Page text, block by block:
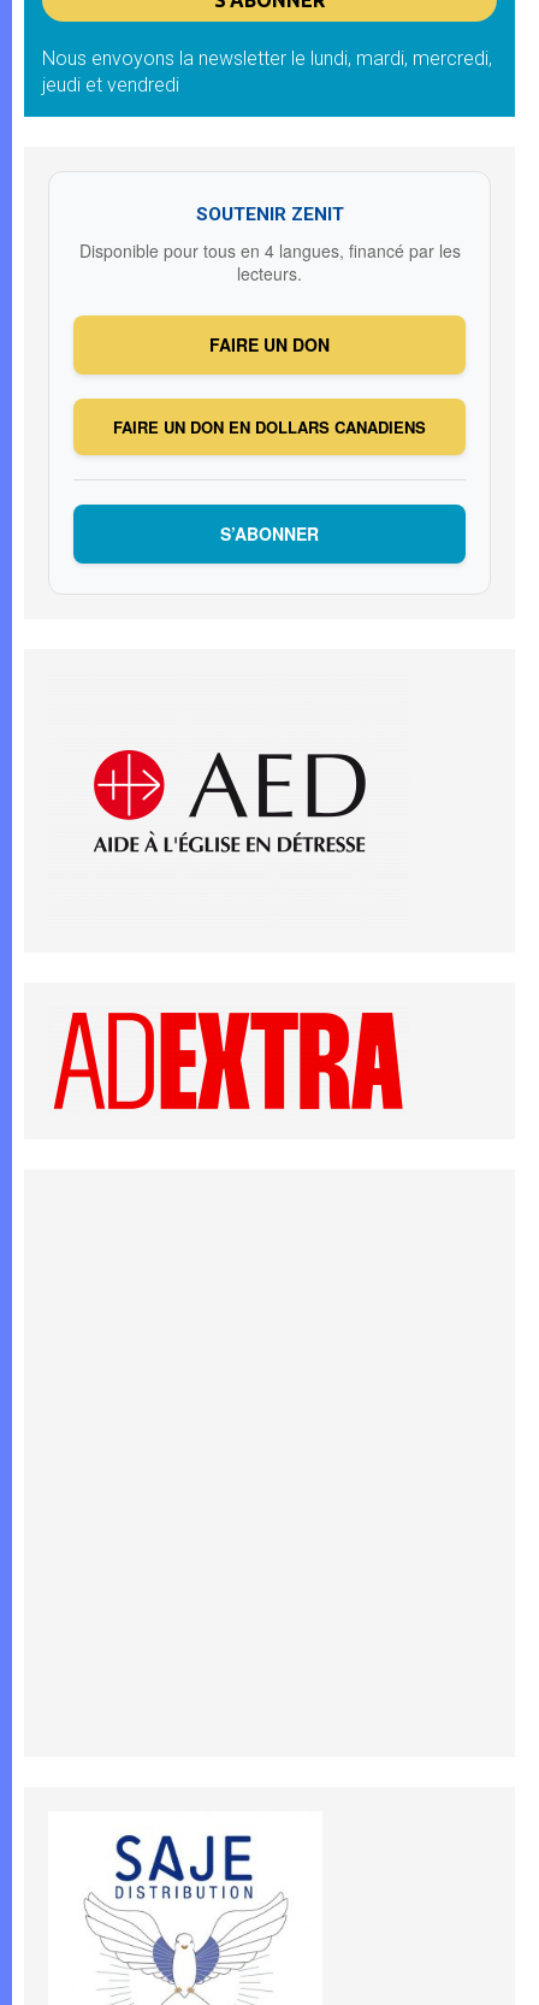
Nous envoyons la newsletter le lundi, mardi, mercredi,
jeudi et vendredi
SOUTENIR ZENIT
Disponible pour tous en 4 langues, financé par les
lecteurs.
FAIRE UN DON
FAIRE UN DON EN DOLLARS CANADIENS
S’ABONNER